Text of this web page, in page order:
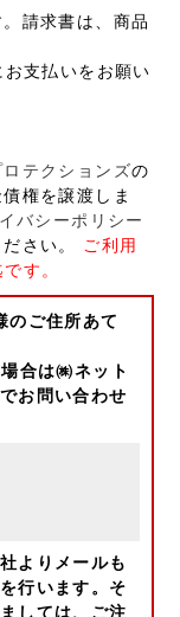
請求書は、商品
支払いをお願い
テクションズの
権を譲渡しま
バシーポリシー
さい。 ご利用
す。
のご住所あて
合は㈱ネット
お問い合わせ
よりメールも
行います。そ
しては、ご注